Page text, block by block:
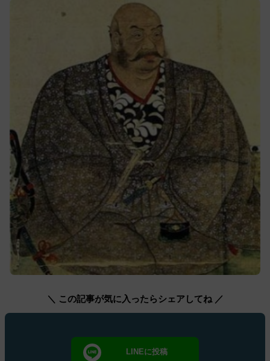
＼ この記事が気に入ったらシェアしてね ／
LINEに投稿